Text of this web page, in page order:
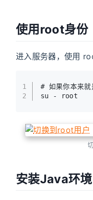
使用root身份
进入服务器，使用
1
2
# 如果你本来
su - root
安装Java环境